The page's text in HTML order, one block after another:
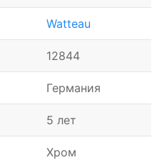
Watteau
12844
Германия
5 лет
Хром